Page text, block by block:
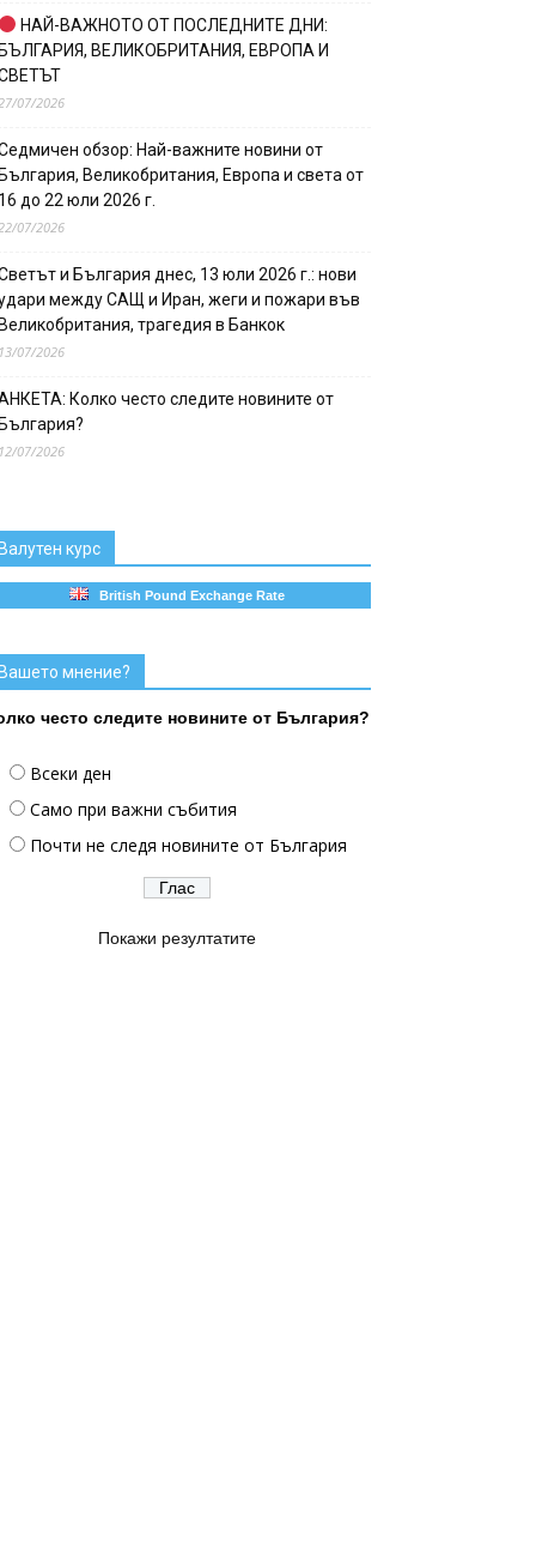
НАЙ-ВАЖНОТО ОТ ПОСЛЕДНИТЕ ДНИ:
ВЕЛИКОБРИТАНИЯ, ЕВРОПА И
07/2026
обзор: Най-важните новини от
Великобритания, Европа и света от
до 22 юли 2026 г.
07/2026
и България днес, 13 юли 2026 г.: нови
между САЩ и Иран, жеги и пожари във
трагедия в Банкок
07/2026
Колко често следите новините от
07/2026
курс
British Pound Exchange Rate
мнение?
често следите новините от България?
Всеки ден
Само при важни събития
Почти не следя новините от България
Покажи резултатите